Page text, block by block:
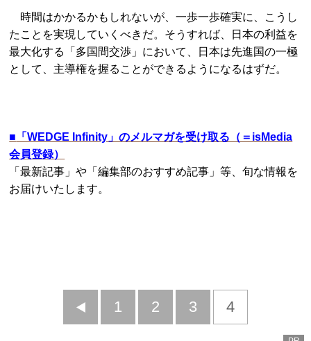
時間はかかるかもしれないが、一歩一歩確実に、こうし
たことを実現していくべきだ。そうすれば、日本の利益を
最大化する「多国間交渉」において、日本は先進国の一極
として、主導権を握ることができるようになるはずだ。
■ 「WEDGE Infinity」のメルマガを受け取る（＝isMedia
会員登録）
「最新記事」や「編集部のおすすめ記事」等、旬な情報を
お届けいたします。
前
1 2 3 4